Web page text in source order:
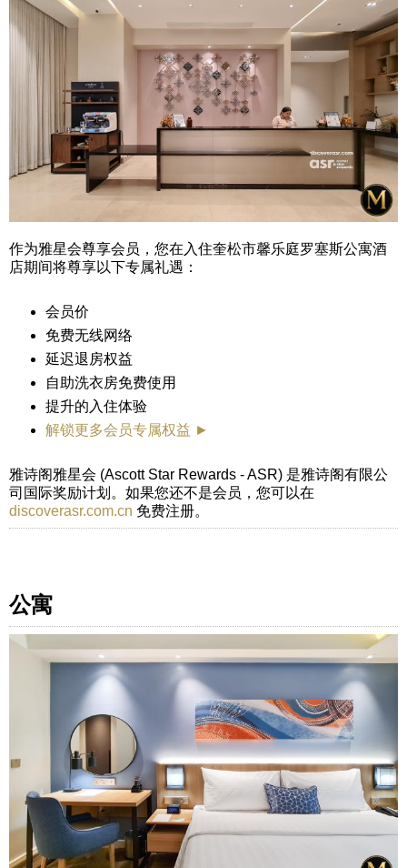
作为雅星会尊享会员，您在入住奎松市馨乐庭罗塞斯公寓酒
店期间将尊享以下专属礼遇：
会员价
免费无线网络
延迟退房权益
自助洗衣房免费使用
提升的入住体验
解锁更多会员专属权益 ►
雅诗阁雅星会 (Ascott Star Rewards - ASR) 是雅诗阁有限公
司国际奖励计划。如果您还不是会员，您可以在
discoverasr.com.cn 免费注册。
公寓